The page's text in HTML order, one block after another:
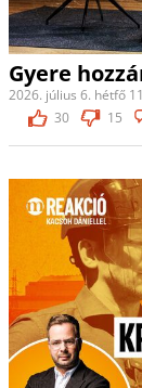
Gyere
2026. július 6. hétfő
30
15